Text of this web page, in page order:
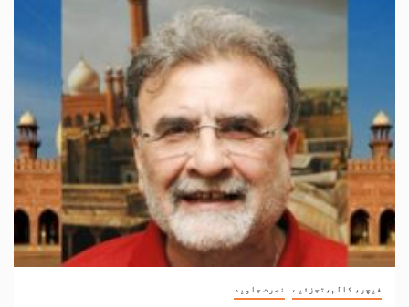
فیچر، کالم،تجزئیے نصرت جاوید